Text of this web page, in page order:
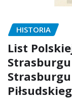
HISTORIA
List